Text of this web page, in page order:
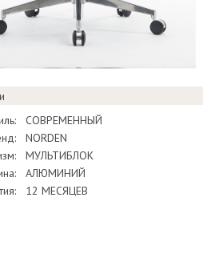
СОВРЕМЕННЫЙ
NORDEN
МУЛЬТИБЛОК
АЛЮМИНИЙ
12 МЕСЯЦЕВ